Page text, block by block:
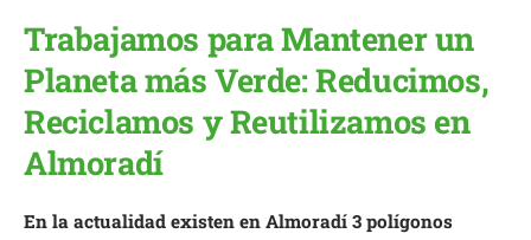
Trabajamos para Mantener un
Planeta más Verde: Reducimos,
Reciclamos y Reutilizamos en
Almoradí
En la actualidad existen en Almoradí 3 polígonos